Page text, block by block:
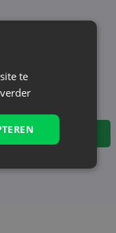
en
bij ons!
te